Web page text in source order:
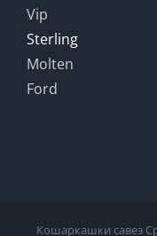
Vip
Sterling
Molten
Ford
Кошаркашки савез